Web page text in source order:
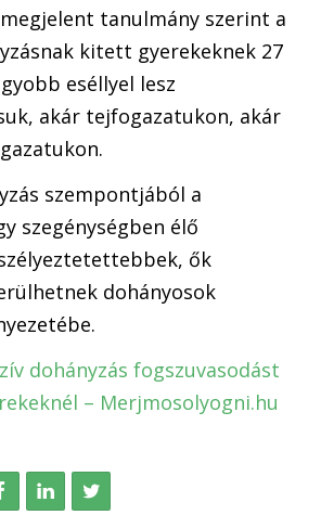
tanulmány szerint a
kitett gyerekeknek 27
eséllyel lesz
akár tejfogazatukon, akár
szempontjából a
szegénységben élő
ők
dohányosok
dohányzás fogszuvasodást
– Merjmosolyogni.hu